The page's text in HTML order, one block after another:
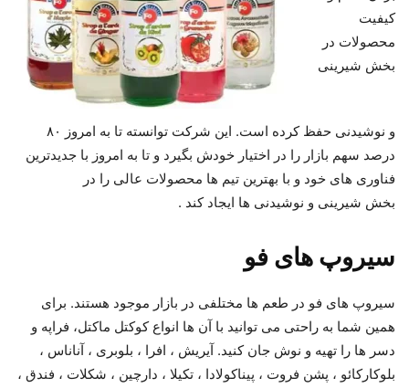
کیفیت
محصولات در
بخش شیرینی
و نوشیدنی حفظ کرده است. این شرکت توانسته تا به امروز ۸۰
درصد سهم بازار را در اختیار خودش بگیرد و تا به امروز با جدیدترین
فناوری های خود و با بهترین تیم ها محصولات عالی را در
بخش شیرینی و نوشیدنی ها ایجاد کند .
سیروپ های فو
سیروپ های فو در طعم ها مختلفی در بازار موجود هستند. برای
همین شما به راحتی می توانید با آن ها انواع کوکتل ماکتل، فراپه و
دسر ها را تهیه و نوش جان کنید. آیریش ، افرا ، بلوبری ، آناناس ،
بلوکارکائو ، پشن فروت ، پیناکولادا ، تکیلا ، دارچین ، شکلات ، فندق ،